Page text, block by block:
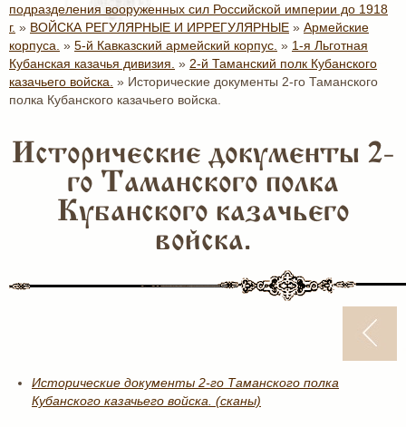
подразделения вооруженных сил Российской империи до 1918
г. » ВОЙСКА РЕГУЛЯРНЫЕ И ИРРЕГУЛЯРНЫЕ » Армейские
корпуса. » 5-й Кавказский армейский корпус. » 1-я Льготная
Кубанская казачья дивизия. » 2-й Таманский полк Кубанского
казачьего войска. » Исторические документы 2-го Таманского
полка Кубанского казачьего войска.
Исторические документы 2-
го Таманского полка
Кубанского казачьего
войска.
Исторические документы 2-го Таманского полка
Кубанского казачьего войска. (сканы)